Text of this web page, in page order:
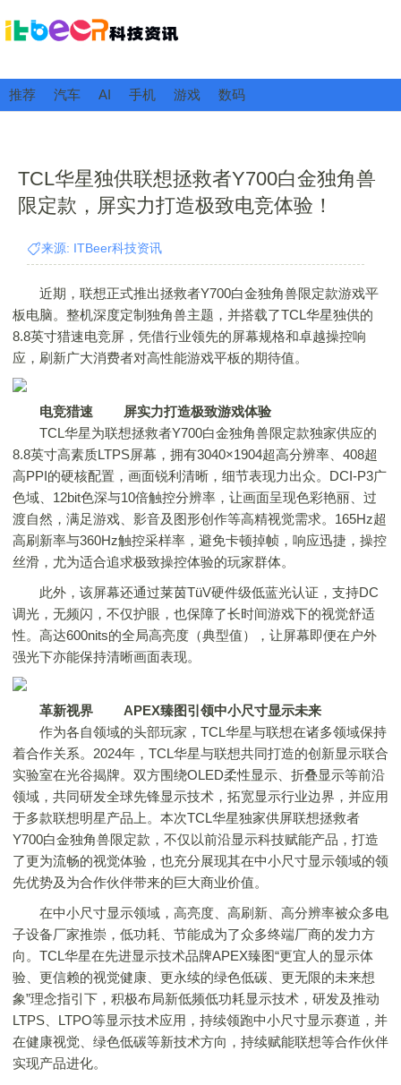
推荐 汽车 AI 手机 游戏 数码
TCL华星独供联想拯救者Y700白金独角兽
限定款，屏实力打造极致电竞体验！
来源: ITBeer科技资讯
近期，联想正式推出拯救者Y700白金独角兽限定款游戏平
板电脑。整机深度定制独角兽主题，并搭载了TCL华星独供的
8.8英寸猎速电竞屏，凭借行业领先的屏幕规格和卓越操控响
应，刷新广大消费者对高性能游戏平板的期待值。
电竞猎速
屏实力打造极致游戏体验
TCL华星为联想拯救者Y700白金独角兽限定款独家供应的
8.8英寸高素质LTPS屏幕，拥有3040×1904超高分辨率、408超
高PPI的硬核配置，画面锐利清晰，细节表现力出众。DCI-P3广
色域、12bit色深与10倍触控分辨率，让画面呈现色彩艳丽、过
渡自然，满足游戏、影音及图形创作等高精视觉需求。165Hz超
高刷新率与360Hz触控采样率，避免卡顿掉帧，响应迅捷，操控
丝滑，尤为适合追求极致操控体验的玩家群体。
此外，该屏幕还通过莱茵TüV硬件级低蓝光认证，支持DC
调光，无频闪，不仅护眼，也保障了长时间游戏下的视觉舒适
性。高达600nits的全局高亮度（典型值），让屏幕即便在户外
强光下亦能保持清晰画面表现。
革新视界
APEX臻图引领中小尺寸显示未来
作为各自领域的头部玩家，TCL华星与联想在诸多领域保持
着合作关系。2024年，TCL华星与联想共同打造的创新显示联合
实验室在光谷揭牌。双方围绕OLED柔性显示、折叠显示等前沿
领域，共同研发全球先锋显示技术，拓宽显示行业边界，并应用
于多款联想明星产品上。本次TCL华星独家供屏联想拯救者
Y700白金独角兽限定款，不仅以前沿显示科技赋能产品，打造
了更为流畅的视觉体验，也充分展现其在中小尺寸显示领域的领
先优势及为合作伙伴带来的巨大商业价值。
在中小尺寸显示领域，高亮度、高刷新、高分辨率被众多电
子设备厂家推崇，低功耗、节能成为了众多终端厂商的发力方
向。TCL华星在先进显示技术品牌APEX臻图“更宜人的显示体
验、更信赖的视觉健康、更永续的绿色低碳、更无限的未来想
象”理念指引下，积极布局新低频低功耗显示技术，研发及推动
LTPS、LTPO等显示技术应用，持续领跑中小尺寸显示赛道，并
在健康视觉、绿色低碳等新技术方向，持续赋能联想等合作伙伴
实现产品进化。